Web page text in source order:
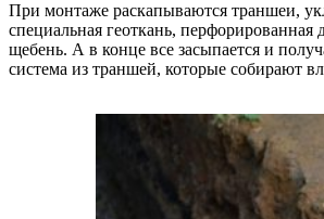
При монтаже раскапываются траншеи,
специальная геоткань, перфорированная
щебень. А в конце все засыпается и
система из траншей, которые собирают